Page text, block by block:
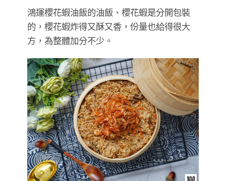
鴻運櫻花蝦油飯的油飯、櫻花蝦是分開包裝
的，櫻花蝦炸得又酥又香，份量也給得很大
方，為整體加分不少。